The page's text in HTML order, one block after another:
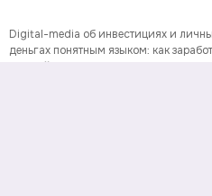
Digital-media об инвестициях и
деньгах понятным языком: как
личный капитал. Последние